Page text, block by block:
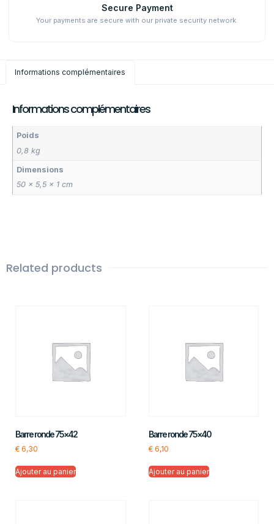
Secure Payment
Your payments are secure with our private security network.
Informations complémentaires
Informations complémentaires
Poids
0,8 kg
Dimensions
50 × 5,5 × 1 cm
Related products
Barre ronde 75×42
€ 6,30
Ajouter au panier
Barre ronde 75×40
€6,10
Ajouter au panier